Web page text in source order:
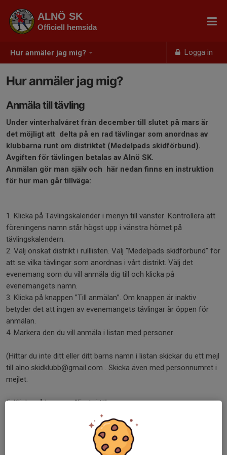
Hur anmäler jag mig? Logga in
ALNÖ SK
Officiell hemsida
Hur anmäler jag mig?
Anmäla till tävling
Under vinterhalvåret från december till slutet på mars är
det möjligt att delta på en rad tävlingar som anordnas av
klubbarna runt om distriktet (Medelpads skidförbund).
Avgiften för tävlingen betalas av Alnö SK.
Anmälan gör man själv och här nedan finns en instruktion
för hur man går tillväga:
1. Klicka på Tävlingskalender i menyn till vänster. Kontrollera att
föreningens namn står högst upp i vänstra hörnet på
tävlingskalendern.
2. Välj önskat distrikt i rulllisten. Välj "Medelpads skidförbund" för
att se vilka tävlingar som anordnas i vårt distrikt. Välj det
evenemang som du vill anmäla dig till och klicka på
evenemangets namn.
3. Klicka på knappen ”Till anmälan”. Om knappen är inaktiv
betyder det att ingen av evenemangets tävlingar är öppen för
anmälan.
4. Markera den du vill anmäla i listan med personer.
(Hittar du inte ditt eller ditt barns namn i listan skickar du ett mejl
till alno.skidklubb@gmail.com . Skicka även med personnumret i
mejlet.
5. Klicka på knappen ”Fortsätt”.
6. Välj vilken klass den du anmäler ska tävla i.
7. Klicka på knappen ”Fortsätt”.
8. Du får en bekräftelse på vilka tävlingar och klasser du är